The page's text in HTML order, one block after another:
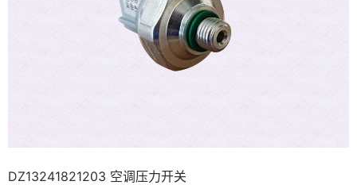
DZ13241821203 空调压力开关